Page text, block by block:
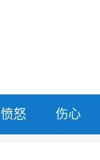
愤怒 伤心